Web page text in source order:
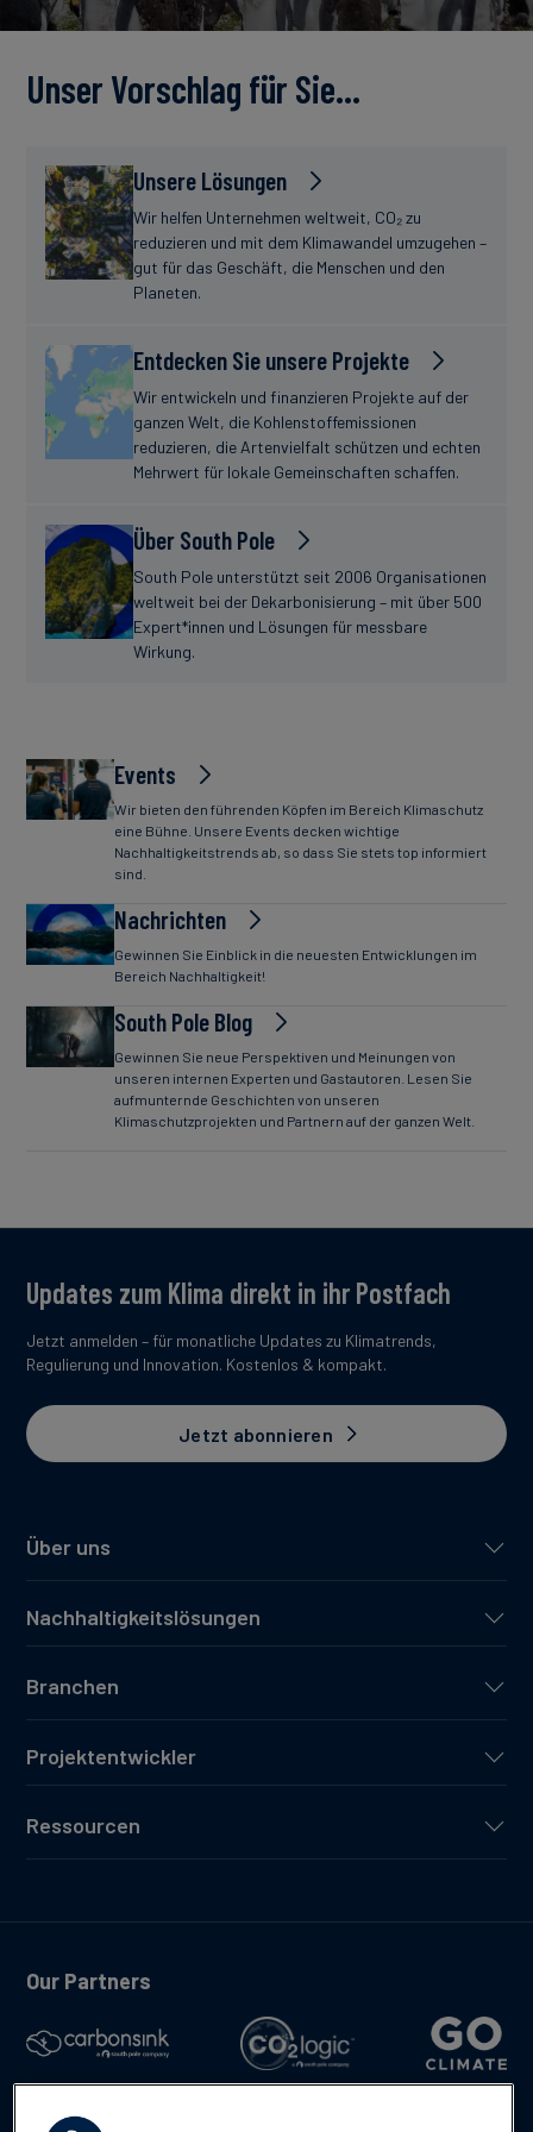
Unser Vorschlag für Sie…
Unsere Lösungen
Wir helfen Unternehmen weltweit, CO₂ zu
reduzieren und mit dem Klimawandel umzugehen –
gut für das Geschäft, die Menschen und den
Planeten.
Entdecken Sie unsere Projekte
Wir entwickeln und finanzieren Projekte auf der
ganzen Welt, die Kohlenstoffemissionen
reduzieren, die Artenvielfalt schützen und echten
Mehrwert für lokale Gemeinschaften schaffen.
Über South Pole
South Pole unterstützt seit 2006 Organisationen
weltweit bei der Dekarbonisierung – mit über 500
Expert*innen und Lösungen für messbare
Wirkung.
Events
Wir bieten den führenden Köpfen im Bereich Klimaschutz
eine Bühne. Unsere Events decken wichtige
Nachhaltigkeitstrends ab, so dass Sie stets top informiert
sind.
Nachrichten
Gewinnen Sie Einblick in die neuesten Entwicklungen im
Bereich Nachhaltigkeit!
South Pole Blog
Gewinnen Sie neue Perspektiven und Meinungen von
unseren internen Experten und Gastautoren. Lesen Sie
aufmunternde Geschichten von unseren
Klimaschutzprojekten und Partnern auf der ganzen Welt.
Über uns
Nachhaltigkeitslösungen
Branchen
Projektentwickler
Ressourcen
Updates zum Klima direkt in ihr Postfach
Jetzt anmelden – für monatliche Updates zu Klimatrends,
Regulierung und Innovation. Kostenlos & kompakt.
Jetzt abonnieren
Our Partners